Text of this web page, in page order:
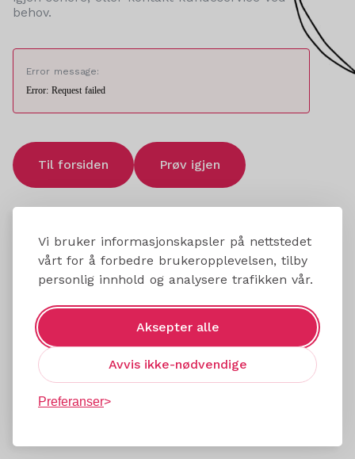
Vi bruker informasjonskapsler på nettstedet
vårt for å forbedre brukeropplevelsen, tilby
personlig innhold og analysere trafikken vår.
Aksepter alle
Avvis ikke-nødvendige
Preferanser
behov.
Error message:
Error: Request failed
Til forsiden Prøv igjen